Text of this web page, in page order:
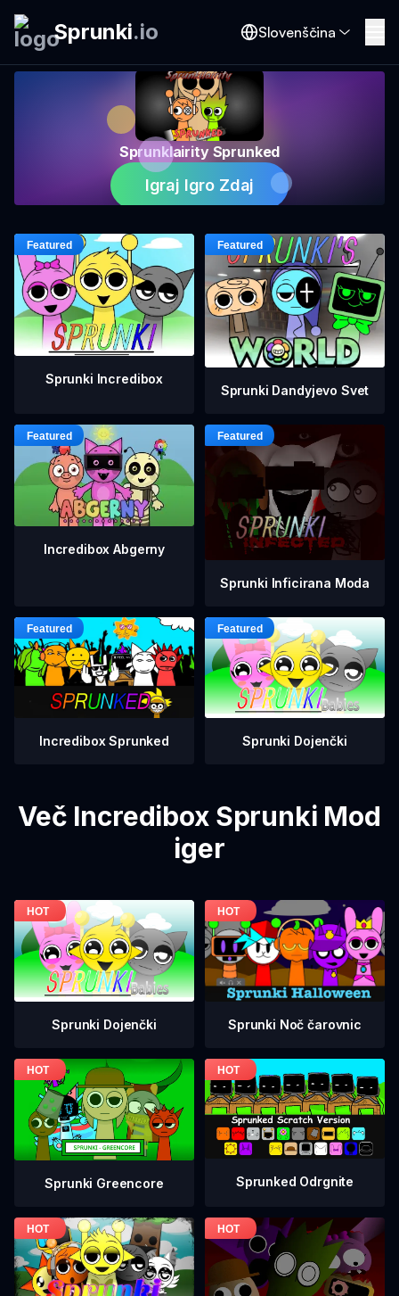
Sprunki.io Slovenščina
Sprunklairity Sprunked
Igraj Igro Zdaj
Sprunki Incredibox
Sprunki Dandyjevo Svet
Incredibox Abgerny
Sprunki Inficirana Moda
Incredibox Sprunked Sprunki Dojenčki
Več Incredibox Sprunki Mod
iger
Sprunki Dojenčki Sprunki Noč čarovnic
Sprunki Greencore Sprunked Odrgnite